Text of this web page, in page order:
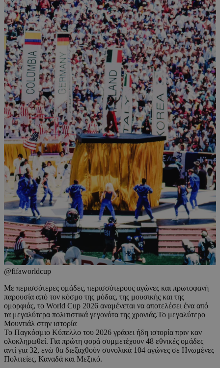
@fifaworldcup
Με περισσότερες ομάδες, περισσότερους αγώνες και πρωτοφανή
παρουσία από τον κόσμο της μόδας, της μουσικής και της
ομορφιάς, το World Cup 2026 αναμένεται να αποτελέσει ένα από
τα μεγαλύτερα πολιτιστικά γεγονότα της χρονιάς.Το μεγαλύτερο
Μουντιάλ στην ιστορία
Το Παγκόσμιο Κύπελλο του 2026 γράφει ήδη ιστορία πριν καν
ολοκληρωθεί. Για πρώτη φορά συμμετέχουν 48 εθνικές ομάδες
αντί για 32, ενώ θα διεξαχθούν συνολικά 104 αγώνες σε Ηνωμένες
Πολιτείες, Καναδά και Μεξικό.